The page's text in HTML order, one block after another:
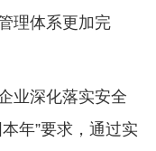
理体系更加完
业深化落实安全
年”要求，通过实